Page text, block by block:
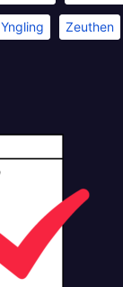
Yngling Zeuthen